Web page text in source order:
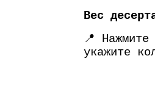
Вес
📍
укажите